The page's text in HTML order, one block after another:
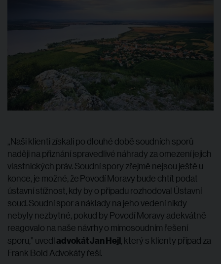
„Naši klienti získali po dlouhé době soudních sporů
naději na přiznání spravedlivé náhrady za omezení jejich
vlastnických práv. Soudní spory zřejmě nejsou ještě u
konce, je možné, že Povodí Moravy bude chtít podat
ústavní stížnost, kdy by o případu rozhodoval Ústavní
soud. Soudní spor a náklady na jeho vedení nikdy
nebyly nezbytné, pokud by Povodí Moravy adekvátně
reagovalo na naše návrhy o mimosoudním řešení
sporu,” uvedladvokát Jan Hejl, který s klienty případ za
Frank Bold Advokáty řeší.